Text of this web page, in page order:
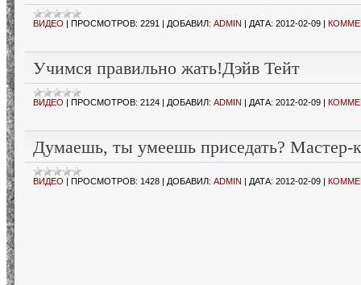
ВИДЕО | ПРОСМОТРОВ: 2291 | ДОБАВИЛ: ADMIN | ДАТА: 2012-02-09 |
Учимся правильно жать!Дэйв Тейт
ВИДЕО | ПРОСМОТРОВ: 2124 | ДОБАВИЛ: ADMIN | ДАТА: 2012-02-09 |
Думаешь, ты умеешь приседать? Мастер-
ВИДЕО | ПРОСМОТРОВ: 1428 | ДОБАВИЛ: ADMIN | ДАТА: 2012-02-09 |